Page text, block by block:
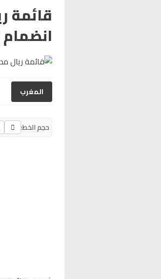
المغرب
حجم الخط: